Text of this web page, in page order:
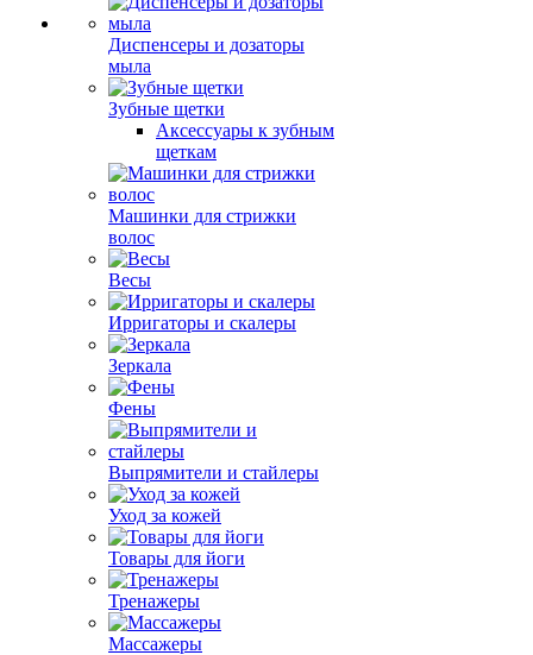
Диспенсеры и дозаторы
мыла
Зубные щетки
Аксессуары к зубным
щеткам
Машинки для стрижки
волос
Весы
Ирригаторы и скалеры
Зеркала
Фены
Выпрямители и стайлеры
Уход за кожей
Товары для йоги
Тренажеры
Массажеры